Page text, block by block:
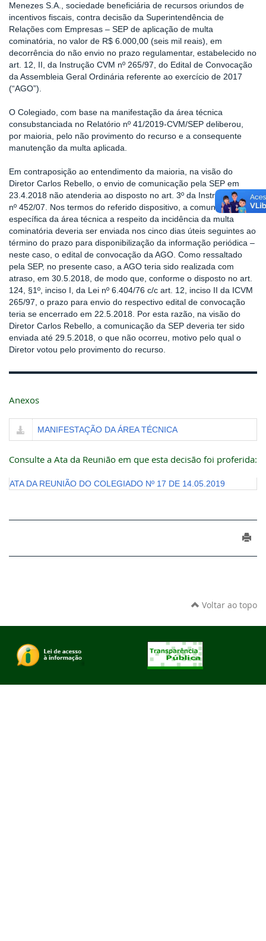
Menezes S.A., sociedade beneficiária de recursos oriundos de
incentivos fiscais, contra decisão da Superintendência de
Relações com Empresas – SEP de aplicação de multa
cominatória, no valor de R$ 6.000,00 (seis mil reais), em
decorrência do não envio no prazo regulamentar, estabelecido no
art. 12, II, da Instrução CVM nº 265/97, do Edital de Convocação
da Assembleia Geral Ordinária referente ao exercício de 2017
(“AGO”).
O Colegiado, com base na manifestação da área técnica
consubstanciada no Relatório nº 41/2019-CVM/SEP deliberou,
por maioria, pelo não provimento do recurso e a consequente
manutenção da multa aplicada.
Em contraposição ao entendimento da maioria, na visão do
Diretor Carlos Rebello, o envio de comunicação pela SEP em
23.4.2018 não atenderia ao disposto no art. 3º da Instrução CVM
nº 452/07. Nos termos do referido dispositivo, a comunicação
específica da área técnica a respeito da incidência da multa
cominatória deveria ser enviada nos cinco dias úteis seguintes ao
término do prazo para disponibilização da informação periódica –
neste caso, o edital de convocação da AGO. Como ressaltado
pela SEP, no presente caso, a AGO teria sido realizada com
atraso, em 30.5.2018, de modo que, conforme o disposto no art.
124, §1º, inciso I, da Lei nº 6.404/76 c/c art. 12, inciso II da ICVM
265/97, o prazo para envio do respectivo edital de convocação
teria se encerrado em 22.5.2018. Por esta razão, na visão do
Diretor Carlos Rebello, a comunicação da SEP deveria ter sido
enviada até 29.5.2018, o que não ocorreu, motivo pelo qual o
Diretor votou pelo provimento do recurso.
Anexos
MANIFESTAÇÃO DA ÁREA TÉCNICA
Consulte a Ata da Reunião em que esta decisão foi proferida:
ATA DA REUNIÃO DO COLEGIADO Nº 17 DE 14.05.2019
Voltar ao topo